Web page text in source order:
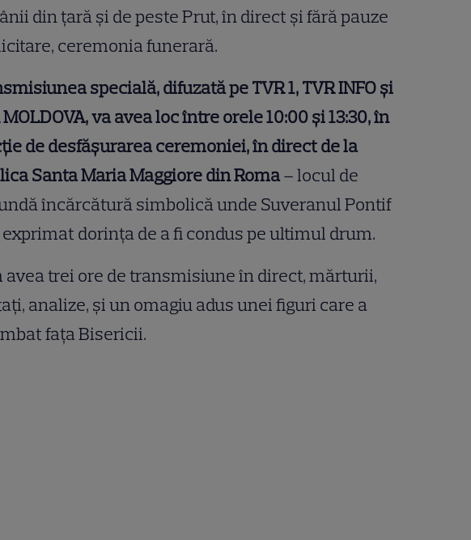
din ţară şi de peste Prut, în direct şi fără pauze
ceremonia funerară.
specială, difuzată pe TVR 1, TVR INFO şi
MOLDOVA, va avea loc între orele 10:00 şi 13:30, în
de desfăşurarea ceremoniei, în direct de la
Santa Maria Maggiore din Roma– locul de
încărcătură simbolică unde Suveranul Pontif
dorinţa de a fi condus pe ultimul drum.
avea trei ore de transmisiune în direct, mărturii,
analize, şi un omagiu adus unei figuri care a
faţa Bisericii.